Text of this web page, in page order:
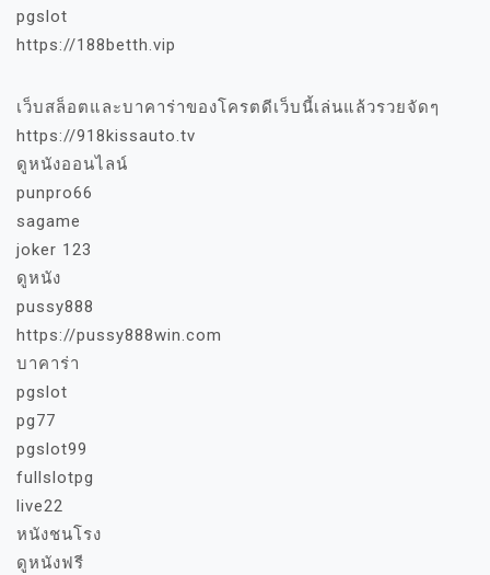
pgslot
https://188betth.vip
เว็บสล็อตและบาคาร่าของโครตดีเว็บนี้เล่นแล้วรวยจัดๆ
https://918kissauto.tv
ดูหนังออนไลน์
punpro66
sagame
joker 123
ดูหนัง
pussy888
https://pussy888win.com
บาคาร่า
pgslot
pg77
pgslot99
fullslotpg
live22
หนังชนโรง
ดูหนังฟรี